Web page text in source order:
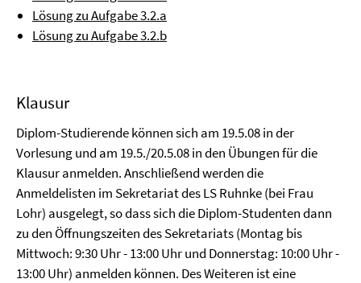
Lösung zu Aufgabe 3.2.a
Lösung zu Aufgabe 3.2.b
Klausur
Diplom-Studierende können sich am 19.5.08 in der
Vorlesung und am 19.5./20.5.08 in den Übungen für die
Klausur anmelden. Anschließend werden die
Anmeldelisten im Sekretariat des LS Ruhnke (bei Frau
Lohr) ausgelegt, so dass sich die Diplom-Studenten dann
zu den Öffnungszeiten des Sekretariats (Montag bis
Mittwoch: 9:30 Uhr - 13:00 Uhr und Donnerstag: 10:00 Uhr -
13:00 Uhr) anmelden können. Des Weiteren ist eine